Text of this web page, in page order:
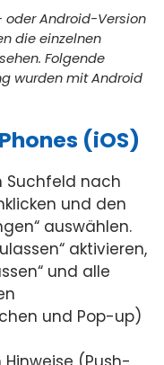
oder Android-Version
die einzelnen
Folgende
wurden mit Android
(iOS)
Suchfeld nach
und den
auswählen.
aktivieren,
und alle
und Pop-up)